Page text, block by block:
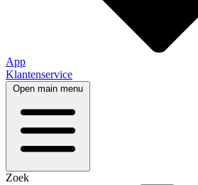
App
Klantenservice
Open main menu
Zoek